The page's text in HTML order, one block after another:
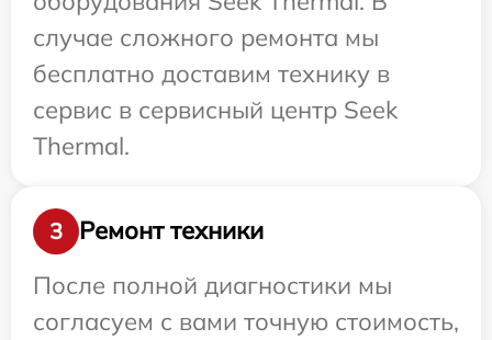
случае сложного ремонта мы
бесплатно доставим технику в
сервис в сервисный центр Seek
Thermal.
3
Ремонт техники
После полной диагностики мы
согласуем с вами точную стоимость,